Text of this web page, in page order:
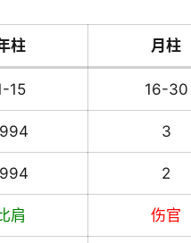
柱 月柱
15 16-30
3
2
肩 伤官